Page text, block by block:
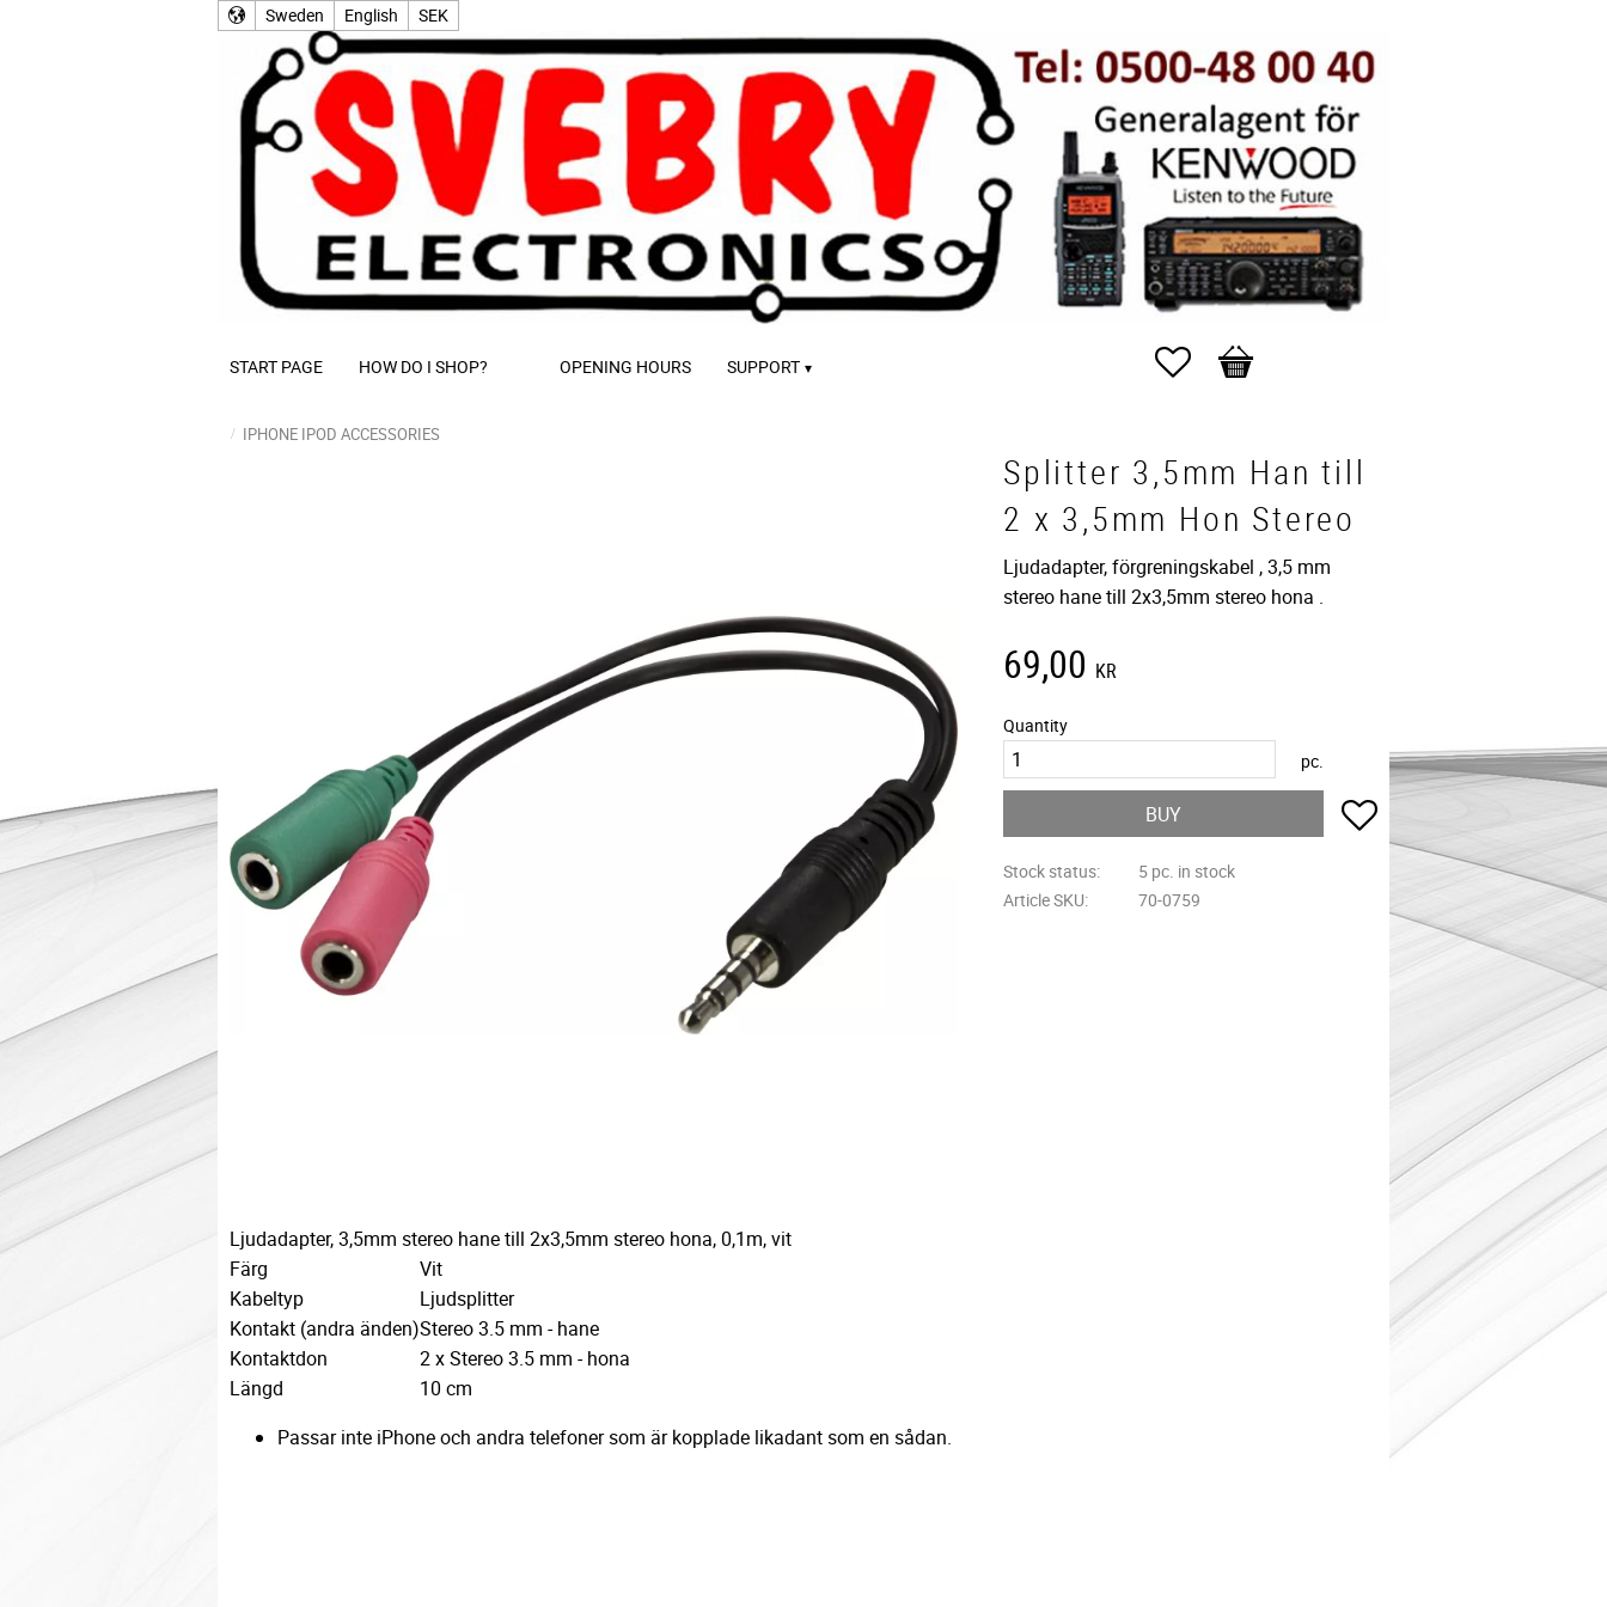
Sweden English SEK
START PAGE HOW DO I SHOP? OPENING HOURS SUPPORT Favorites
Basket
IPHONE IPOD ACCESSORIES
Splitter 3,5mm Han till
2 x 3,5mm Hon Stereo
Ljudadapter, förgreningskabel , 3,5 mm
stereo hane till 2x3,5mm stereo hona .
69,00 KR
Quantity
pc.
BUY Add to favorites
Stock status
5 pc. in stock
Article SKU
70-0759
Ljudadapter, 3,5mm stereo hane till 2x3,5mm stereo hona, 0,1m, vit
Färg
Vit
Kabeltyp
Ljudsplitter
Kontakt (andra änden)Stereo 3.5 mm - hane
Kontaktdon
2 x Stereo 3.5 mm - hona
Längd
10 cm
Passar inte iPhone och andra telefoner som är kopplade likadant som en sådan.